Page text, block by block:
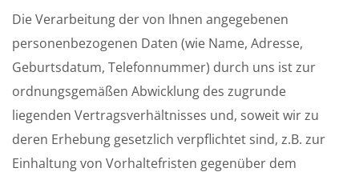
Die Verarbeitung der von Ihnen angegebenen
personenbezogenen Daten (wie Name, Adresse,
Geburtsdatum, Telefonnummer) durch uns ist zur
ordnungsgemäßen Abwicklung des zugrunde
liegenden Vertragsverhältnisses und, soweit wir zu
deren Erhebung gesetzlich verpflichtet sind, z.B. zur
Einhaltung von Vorhaltefristen gegenüber dem